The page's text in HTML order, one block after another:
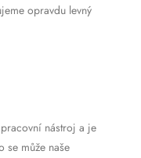
opravdu levný
nástroj a je
se může naše